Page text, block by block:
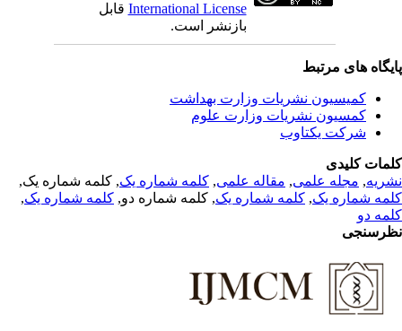
International Licenseقابل
بازنشر است.
های مرتبط
کمیسیون نشریات وزارت بهداشت
کمسیون نشریات وزارت علوم
شرکت یکتاوب
کلیدی
,مجله علمی, مقاله علمی, کلمه شماره یک, کلمه شماره یک,
شماره یک,کلمه شماره یک, کلمه شماره دو,کلمه شماره یک,
دو